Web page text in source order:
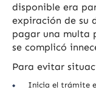
disponible era
expiración de su
pagar una multa
se complicó
Para evitar
Inicia el trámite